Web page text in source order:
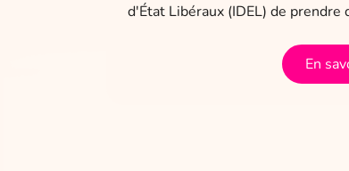
d'État Libéraux (IDEL) de prendre
En